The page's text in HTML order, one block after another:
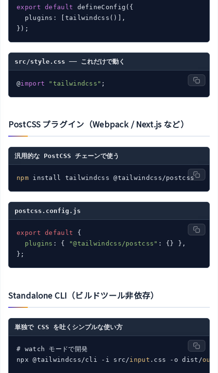
export default defineConfig({
  plugins: [tailwindcss()],
});
src/style.css ── これだけで動く
@import "tailwindcss" ;
PostCSS プラグイン（Webpack / Next.js など）
汎用的な PostCSS チェーンで使う
npm install tailwindcss @tailwindcss/postcss
postcss.config.js
export default {
plugins : { "@tailwindcss/postcss" : {} },
};
Standalone CLI（ビルドツール非依存）
単独で CSS を吐くシンプルな使い方
# watch モードで開発
npx @tailwindcss/cli -i src/input .css -o dist/